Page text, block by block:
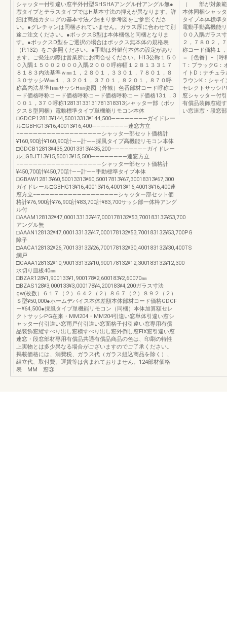
シャッター付引違い窓半外付型SHSHAアングル付アングル無●
窓タイプとテラスタイプではH基本寸法の押えが異なります。詳
細は商品カタログの基本寸法／納まり参考図をご参照くださ
い。●グレチャンは同梱されていません。ガラス厚に合わせて別
途ご注文ください。●ボックスS型は本体梱包と同梱となりま
す。●ボックスD型をご選択の場合はボックス無本体の規格表
（P.132）をご参照ください。●手動は外鍵付本体の設定があり
ます。ご発注の際は営業所にお問合せください。H13公称１５０
０入隅１５００２０００入隅２０００呼称幅１２８１３３１７
８１８３内法基準ｗ㎜１，２８０１，３３０１，７８０１，８
３０サッシW㎜１，３２０１，３７０１，８２０１，８７０呼
称高内法基準h㎜サッシH㎜姿図（外観）色番部材コード呼称コ
ード価格呼称コード価格呼称コード価格呼称コード価格13１，3
００１，3７０呼称12813133131781318313シャッター部（ボッ
クスＳ型同梱）電動標準タイプ単機能リモコン本体
□GDCP12813¥144,50013313¥144,500――――――――ガイドレー
ル□GBHG13¥16,40013¥16,400――――――――連窓方立
−――――――――――――――――――シャッター部セット価格計
¥160,900計¥160,900計――計――採風タイプ高機能リモコン本体
□GDCB12813¥435,20013313¥435,200――――――――ガイドレー
ル□GBJT13¥15,50013¥15,500――――――――連窓方立
−――――――――――――――――――シャッター部セット価格計
¥450,700計¥450,700計――計――手動標準タイプ本体
□GBAW12813¥60,50013313¥60,50017813¥67,30018313¥67,300
ガイドレール□GBHG13¥16,40013¥16,40013¥16,40013¥16,400連
窓方立−――――――――――――――――――シャッター部セット価
格計¥76,900計¥76,900計¥83,700計¥83,700サッシ部一体枠アング
ル付
□AAAM128132¥47,000133132¥47,000178132¥53,700183132¥53,700
アングル無
□AAAN128132¥47,000133132¥47,000178132¥53,700183132¥53,700PG
障子
□AACA128132¥26,700133132¥26,700178132¥30,400183132¥30,400TS
網戸
□CAAA128132¥10,900133132¥10,900178132¥12,300183132¥12,300
水切り皿板40㎜
□BZAR128¥1,900133¥1,900178¥2,600183¥2,60070㎜
□BZAS128¥3,000133¥3,000178¥4,200183¥4,200ガラス寸法
gw(枚数）６１７（２）６４２（２）８６７（２）８９２（２）
Ｓ型¥50,000●ホームデバイス本体差額本体部材コード価格GDCF
ー¥64,500●採風タイプ単機能リモコン（同梱）本体加算額セレ
クトサッシPG在来・MM204・MM204引違い窓単体引違い窓シ
ャッター付引違い窓雨戸付引違い窓面格子付引違い窓専用有償
品装飾窓縦すべり出し窓横すべり出し窓外倒し窓FIX窓引違い窓
連窓・段窓部材専用有償品共通有償品商品の色は、印刷の特性
上実物とは多少異なる場合がございますのでご了承ください。
掲載価格には、消費税、ガラス代（ガラス組込商品を除く）、
組立代、取付費、運賃等は含まれておりません。124部材価格
表 MM 窓③
（ 部が対象範
本体同梱シャッ
タイプ本体標準
電動手動高機能
００入隅ガラス
２，７８０２，
称コード価格１
＝［色番］−［
T：ブラックG：
イトD：ナチュ
ラウンK：シャ
セレクトサッシ
窓シャッター付
有償品装飾窓縦
い窓連窓・段窓